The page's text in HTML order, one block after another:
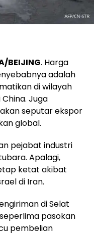
BEIJING. Harga
adalah
di wilayah
Juga
seputar ekspor
global.
pejabat industri
Apalagi,
ketat akibat
di Iran.
di Selat
pasokan
pembelian